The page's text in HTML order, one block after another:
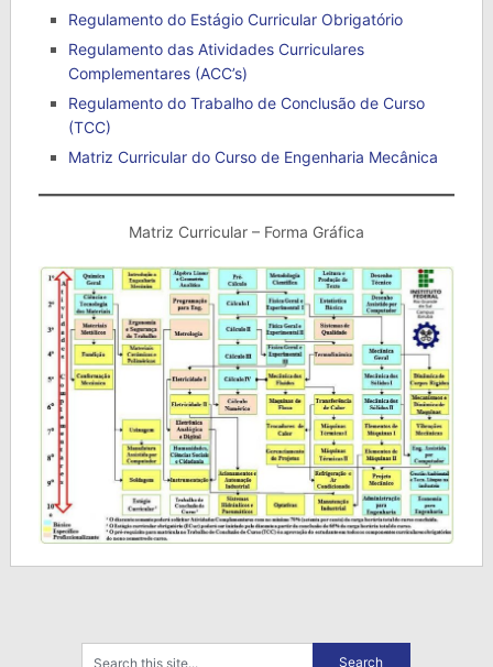
Regulamento do Estágio Curricular Obrigatório
Regulamento das Atividades Curriculares
Complementares (ACC’s)
Regulamento do Trabalho de Conclusão de Curso
(TCC)
Matriz Curricular do Curso de Engenharia Mecânica
Matriz Curricular – Forma Gráfica